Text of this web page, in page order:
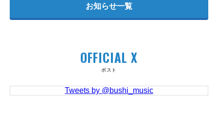
お知らせ一覧
OFFICIAL X
ポスト
Tweets by @bushi_music